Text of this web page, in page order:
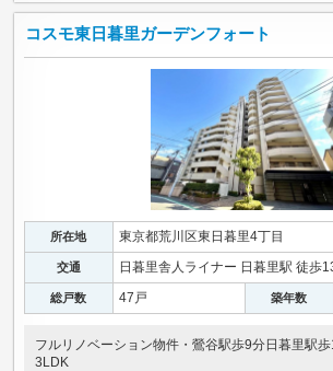
コスモ東日暮里ガーデンフォート
所在地 東京都荒川区東日暮里4丁目
交通 日暮里舎人ライナー 日暮里駅 徒歩
総戸数 47戸 築年数
フルリノベーション物件・鶯谷駅歩9分日暮里駅
3LDK